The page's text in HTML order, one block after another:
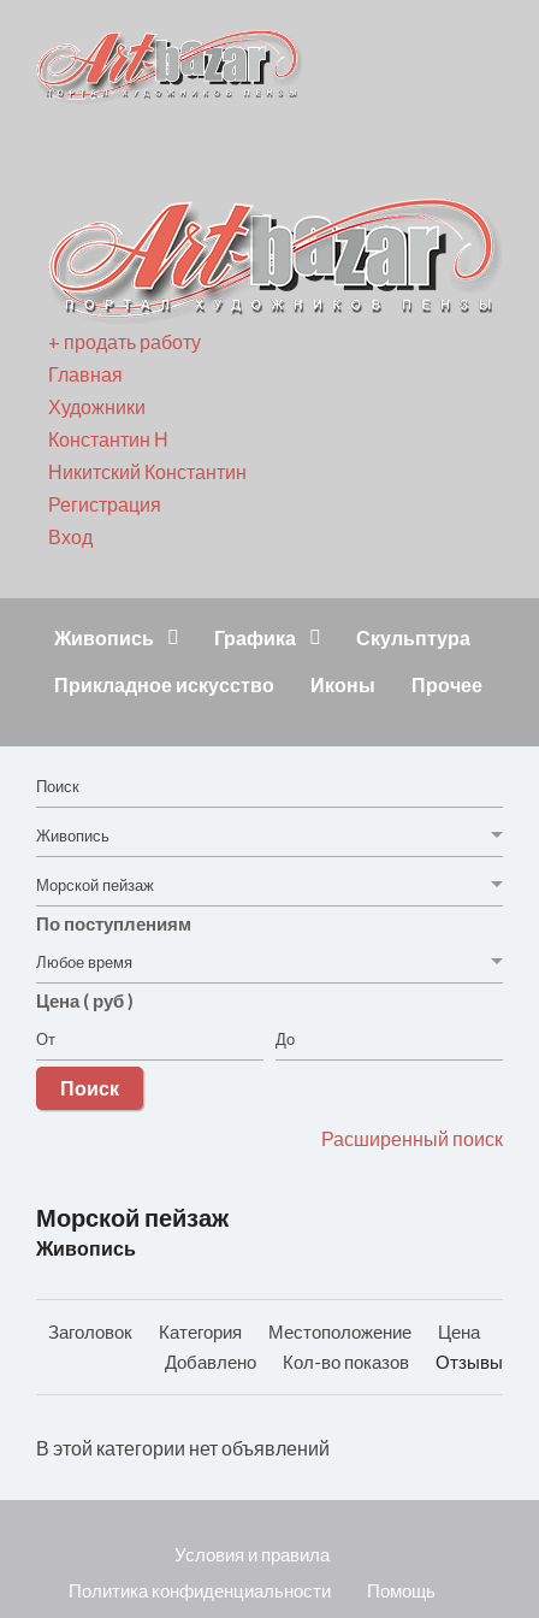
+ продать работу
Главная
Художники
Константин Н
Никитский Константин
Регистрация
Вход
Живопись Графика Скульптура
Прикладное искусство Иконы Прочее
По поступлениям
Цена ( руб )
Поиск
Расширенный поиск
Морской пейзаж
Живопись
Заголовок Категория Местоположение
Цена
Добавлено
Кол-во показов Отзывы
В этой категории нет объявлений
Условия и правила
Политика конфиденциальности
Помощь